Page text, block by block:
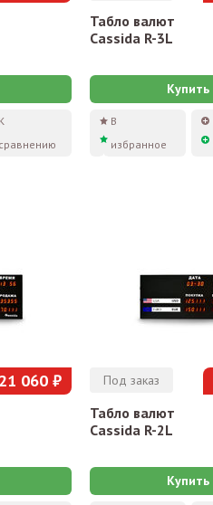
К
сравнению
Табло валют
Cassida R-3L
Купить
В
избранное
21 060 ₽ Под заказ
Табло валют
Cassida R-2L
Купить